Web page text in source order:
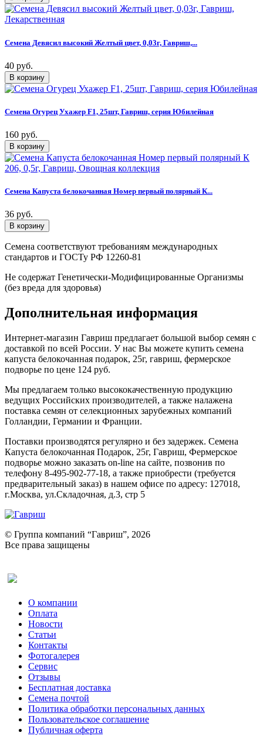
Семена Девясил высокий Желтый цвет, 0,03г, Гавриш,...
40 руб.
Семена Огурец Ухажер F1, 25шт, Гавриш, серия Юбилейная
160 руб.
Семена Капуста белокочанная Номер первый полярный К...
36 руб.
Семена соответствуют требованиям международных
стандартов и ГОСТу РФ 12260-81
Не содержат Генетически-Модифицированные Организмы
(без вреда для здоровья)
Дополнительная информация
Интернет-магазин Гавриш предлагает большой выбор семян с
доставкой по всей России. У нас Вы можете купить семена
капуста белокочанная подарок, 25г, гавриш, фермерское
подворье по цене 124 руб.
Мы предлагаем только высококачественную продукцию
ведущих Российских производителей, а также налажена
поставка семян от селекционных зарубежных компаний
Голландии, Германии и Франции.
Поставки производятся регулярно и без задержек. Семена
Капуста белокочанная Подарок, 25г, Гавриш, Фермерское
подворье можно заказать on-line на сайте, позвонив по
телефону 8-495-902-77-18, а также приобрести (требуется
предварительный заказ) в нашем офисе по адресу: 127018,
г.Москва, ул.Складочная, д.3, стр 5
© Группа компаний “Гавриш”, 2026
Все права защищены
О компании
Оплата
Новости
Статьи
Контакты
Фотогалерея​
Сервис
Отзывы
Бесплатная доставка
Семена почтой
Политика обработки персональных данных
Пользовательское соглашение
Публичная оферта